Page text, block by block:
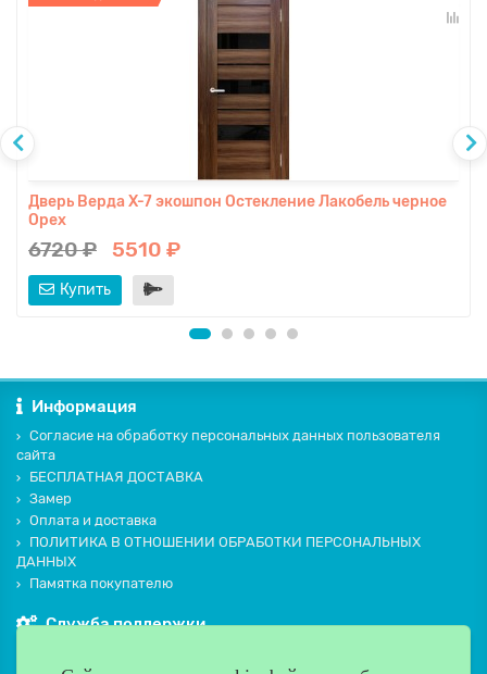
Дверь Верда X-7 экошпон Остекление Лакобель черное
Орех
6720 ₽ 5510 ₽
Купить
Информация
Согласие на обработку персональных данных пользователя
сайта
БЕСПЛАТНАЯ ДОСТАВКА
Замер
Оплата и доставка
ПОЛИТИКА В ОТНОШЕНИИ ОБРАБОТКИ ПЕРСОНАЛЬНЫХ
ДАННЫХ
Памятка покупателю
Служба поддержки